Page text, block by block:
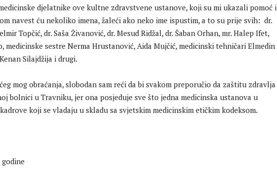
djelatnike ove kultne zdravstvene ustanove, koji su mi ukazali pomoć i
navest ću nekoliko imena, žaleći ako neko ime ispustim, a to su prije svih: dr.
Topčić, dr. Saša Živanović, dr. Mesud Ridžal, dr. Šaban Orhan, mr. Halep Ifet,
medicinske sestre Nerma Hrustanović, Aida Mujčić, medicinski tehničari Elmedin
Silajdžija i drugi.
mog obraćanja, slobodan sam reći da bi svakom preporučio da zaštitu zdravlja
bolnici u Travniku, jer ona posjeduje sve što jedna medicinska ustanova u
koji se vladaju u skladu sa svjetskim medicinskim etičkim kodeksom.
godine